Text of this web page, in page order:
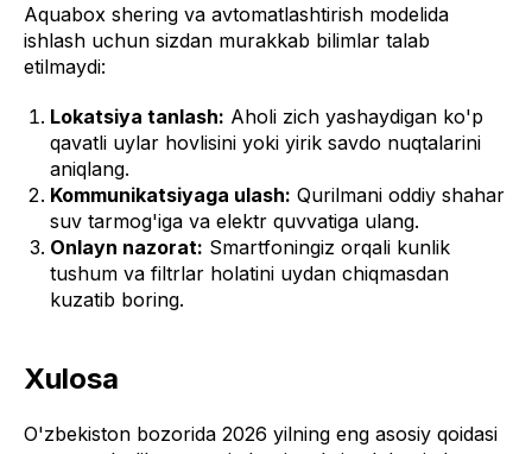
Aquabox shering va avtomatlashtirish modelida
ishlash uchun sizdan murakkab bilimlar talab
etilmaydi:
Lokatsiya tanlash: Aholi zich yashaydigan ko'p
qavatli uylar hovlisini yoki yirik savdo nuqtalarini
aniqlang.
Kommunikatsiyaga ulash: Qurilmani oddiy shahar
suv tarmog'iga va elektr quvvatiga ulang.
Onlayn nazorat: Smartfoningiz orqali kunlik
tushum va filtrlar holatini uydan chiqmasdan
kuzatib boring.
Xulosa
O'zbekiston bozorida 2026 yilning eng asosiy qoidasi